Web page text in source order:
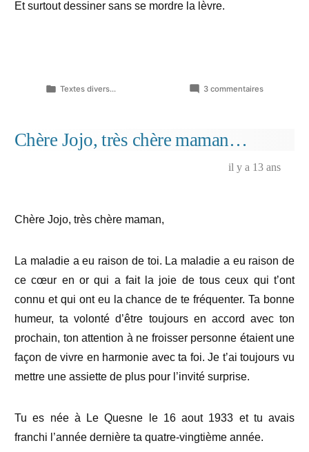
Et surtout dessiner sans se mordre la lèvre.
Publié
Textes divers... 3 commentairessur
ces
Chère Jojo, très chère maman…
il y a 13 ans
Chère Jojo, très chère maman,
La maladie a eu raison de toi. La maladie a eu raison de
ce cœur en or qui a fait la joie de tous ceux qui t’ont
connu et qui ont eu la chance de te fréquenter. Ta bonne
humeur, ta volonté d’être toujours en accord avec ton
prochain, ton attention à ne froisser personne étaient une
façon de vivre en harmonie avec ta foi. Je t’ai toujours vu
mettre une assiette de plus pour l’invité surprise.
Tu es née à Le Quesne le 16 aout 1933 et tu avais
franchi l’année dernière ta quatre-vingtième année.